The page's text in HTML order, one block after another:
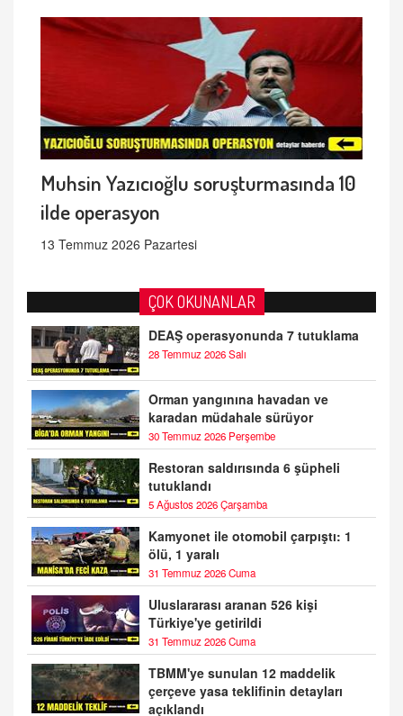
Muhsin Yazıcıoğlu soruşturmasında 10
ilde operasyon
13 Temmuz 2026 Pazartesi
ÇOK OKUNANLAR
DEAŞ operasyonunda 7 tutuklama
28 Temmuz 2026 Salı
Orman yangınına havadan ve
karadan müdahale sürüyor
30 Temmuz 2026 Perşembe
Restoran saldırısında 6 şüpheli
tutuklandı
5 Ağustos 2026 Çarşamba
Kamyonet ile otomobil çarpıştı: 1
ölü, 1 yaralı
31 Temmuz 2026 Cuma
Uluslararası aranan 526 kişi
Türkiye'ye getirildi
31 Temmuz 2026 Cuma
TBMM'ye sunulan 12 maddelik
çerçeve yasa teklifinin detayları
açıklandı